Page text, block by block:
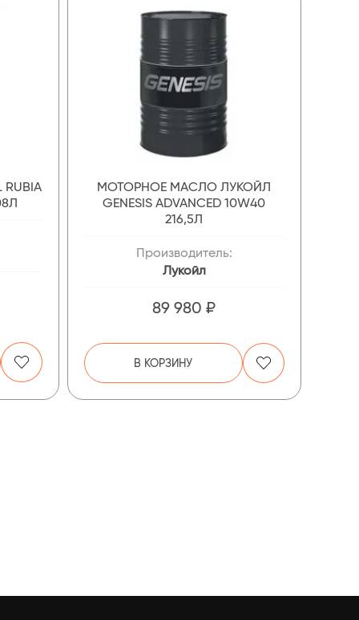
МОТОРНОЕ МАСЛО ЛУКОЙЛ
GENESIS ADVANCED 10W40
216,5Л
Производитель:
Лукойл
89 980 ₽
В КОРЗИНУ